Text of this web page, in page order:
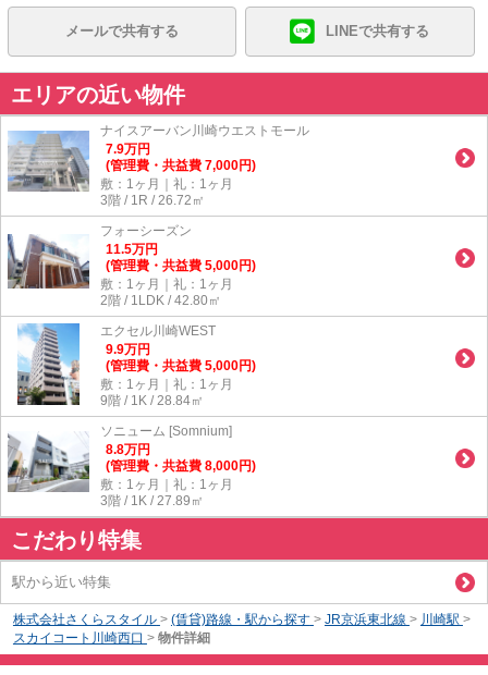
メールで共有する LINEで共有する
エリアの近い物件
ナイスアーバン川崎ウエストモール
7.9万円
(管理費・共益費 7,000円)
敷：1ヶ月｜礼：1ヶ月
3階 / 1R / 26.72㎡
フォーシーズン
11.5万円
(管理費・共益費 5,000円)
敷：1ヶ月｜礼：1ヶ月
2階 / 1LDK / 42.80㎡
エクセル川崎WEST
9.9万円
(管理費・共益費 5,000円)
敷：1ヶ月｜礼：1ヶ月
9階 / 1K / 28.84㎡
ソニューム [Somnium]
8.8万円
(管理費・共益費 8,000円)
敷：1ヶ月｜礼：1ヶ月
3階 / 1K / 27.89㎡
こだわり特集
駅から近い特集
株式会社さくらスタイル > (賃貸)路線・駅から探す > JR京浜東北線 > 川崎駅 >
スカイコート川崎西口 > 物件詳細